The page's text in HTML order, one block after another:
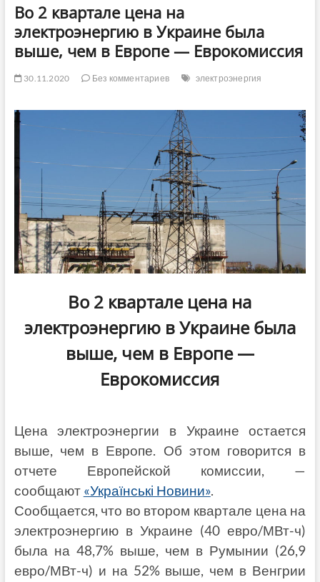
Во 2 квартале цена на
электроэнергию в Украине была
выше, чем в Европе — Еврокомиссия
30.11.2020 Без комментариев электроэнергия
Во 2 квартале цена на
электроэнергию в Украине была
выше, чем в Европе —
Еврокомиссия
Цена электроэнергии в Украине остается
выше, чем в Европе. Об этом говорится в
отчете Европейской комиссии, —
сообщают «Українські Новини».
Сообщается, что во втором квартале цена на
электроэнергию в Украине (40 евро/МВт-ч)
была на 48,7% выше, чем в Румынии (26,9
евро/МВт-ч) и на 52% выше, чем в Венгрии